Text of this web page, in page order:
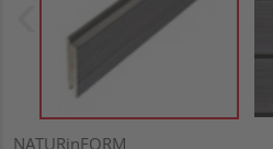
NATURinFORM